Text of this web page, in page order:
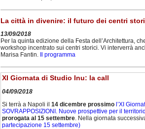
La città in divenire: il futuro dei centri
13/09/2018
Per la quinta edizione della Festa dell’Architettura,
workshop incentrato sui centri storici. Vi interverrà
Marisa Fantin.
Il programma
XI Giornata di Studio Inu: la call
04/09/2018
Si terrà a Napoli il 14 dicembre prossimo l’XI
SOVRAPPOSIZIONI. Nuove prospettive per il
prorogata al 15 settembre . Nella giornata
partecipazione 15 settembre)